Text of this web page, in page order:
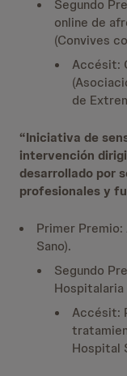
Segundo
online de
(Convives
Accésit:
de
“Iniciativa de
intervención
desarrollado por
profesionales y
Primer Premio:
Sano).
Segundo
Hospitalaria
Accésit:
Hospital